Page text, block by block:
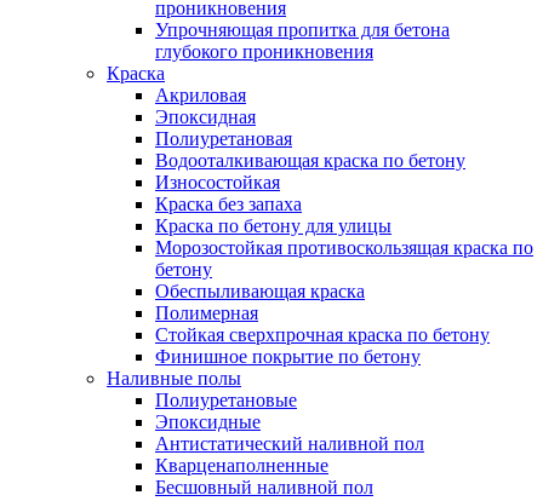
проникновения
Упрочняющая пропитка для бетона
глубокого проникновения
Краска
Акриловая
Эпоксидная
Полиуретановая
Водооталкивающая краска по бетону
Износостойкая
Краска без запаха
Краска по бетону для улицы
Морозостойкая противоскользящая краска по
бетону
Обеспыливающая краска
Полимерная
Стойкая сверхпрочная краска по бетону
Финишное покрытие по бетону
Наливные полы
Полиуретановые
Эпоксидные
Антистатический наливной пол
Кварценаполненные
Бесшовный наливной пол